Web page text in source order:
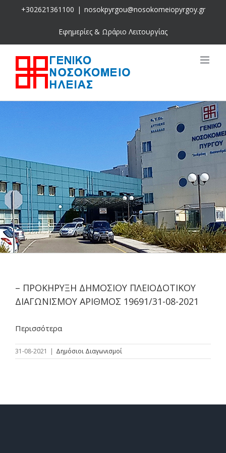
+302621361100 | nosokpyrgou@nosokomeiopyrgoy.gr
Εφημερίες & Ωράριο Λειτουργίας
– ΠΡΟΚΗΡΥΞΗ ΔΗΜΟΣΙΟΥ ΠΛΕΙΟΔΟΤΙΚΟΥ
ΔΙΑΓΩΝΙΣΜΟΥ ΑΡΙΘΜΟΣ 19691/31-08-2021
Περισσότερα
31-08-2021 | Δημόσιοι Διαγωνισμοί